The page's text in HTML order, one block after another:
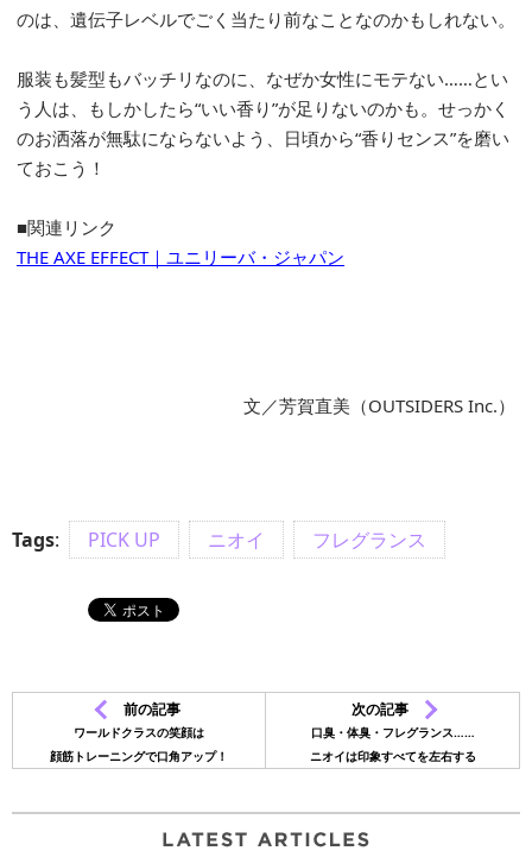
のは、遺伝子レベルでごく当たり前なことなのかもしれない。
服装も髪型もバッチリなのに、なぜか女性にモテない……とい
う人は、もしかしたら“いい香り”が足りないのかも。せっかく
のお洒落が無駄にならないよう、日頃から“香りセンス”を磨い
ておこう！
■関連リンク
THE AXE EFFECT｜ユニリーバ・ジャパン
文／芳賀直美（OUTSIDERS Inc.）
Tags: PICK UP ニオイ フレグランス
前の記事
ワールドクラスの笑顔は
顔筋トレーニングで口角アップ！
次の記事
口臭・体臭・フレグランス……
ニオイは印象すべてを左右する